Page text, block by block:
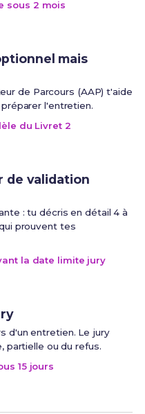
sous 2 mois
mais
de Parcours (AAP) t'aide
l'entretien.
du Livret 2
de validation
: tu décris en détail 4 à
prouvent tes
la date limite jury
d'un entretien. Le jury
partielle ou du refus.
15 jours